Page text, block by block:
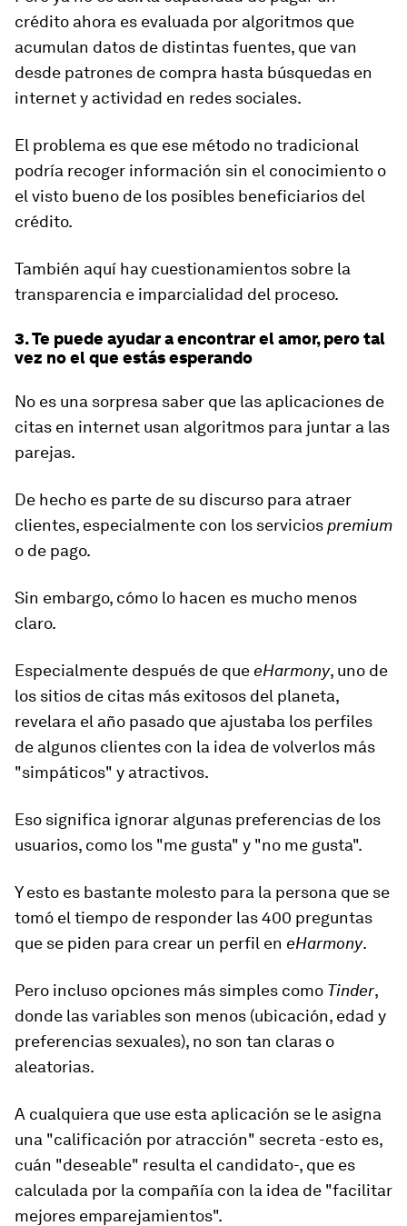
crédito ahora es evaluada por algoritmos que
acumulan datos de distintas fuentes, que van
desde patrones de compra hasta búsquedas en
internet y actividad en redes sociales.
El problema es que ese método no tradicional
podría recoger información sin el conocimiento o
el visto bueno de los posibles beneficiarios del
crédito.
También aquí hay cuestionamientos sobre la
transparencia e imparcialidad del proceso.
3. Te puede ayudar a encontrar el amor, pero tal
vez no el que estás esperando
No es una sorpresa saber que las aplicaciones de
citas en internet usan algoritmos para juntar a las
parejas.
De hecho es parte de su discurso para atraer
clientes, especialmente con los servicios premium
o de pago.
Sin embargo, cómo lo hacen es mucho menos
claro.
Especialmente después de que eHarmony, uno de
los sitios de citas más exitosos del planeta,
revelara el año pasado que ajustaba los perfiles
de algunos clientes con la idea de volverlos más
"simpáticos" y atractivos.
Eso significa ignorar algunas preferencias de los
usuarios, como los "me gusta" y "no me gusta".
Y esto es bastante molesto para la persona que se
tomó el tiempo de responder las400 preguntas
que se piden para crear un perfil en eHarmony.
Pero incluso opciones más simples como Tinder,
donde las variables son menos (ubicación, edad y
preferencias sexuales), no son tan claras o
aleatorias.
A cualquiera que use esta aplicación se le asigna
una "calificación por atracción" secreta -esto es,
cuán "deseable" resulta el candidato-, que es
calculada por la compañía con la idea de "facilitar
mejores emparejamientos".